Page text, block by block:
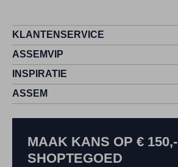
KLANTENSERVICE
ASSEMVIP
INSPIRATIE
ASSEM
MAAK KANS OP € 150,-
SHOPTEGOED